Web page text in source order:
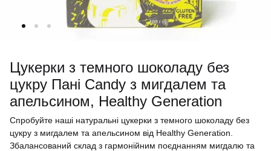
Цукерки з темного шоколаду без
цукру Пані Candy з мигдалем та
апельсином, Healthy Generation
Спробуйте наші натуральні цукерки з темного шоколаду без
цукру з мигдалем та апельсином від Healthy Generation.
Збалансований склад з гармонійним поєднанням мигдалю та